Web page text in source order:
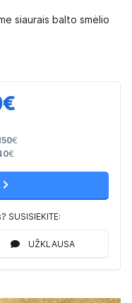
siaurais balto smėlio
€
€
€
SUSISIEKITE:
UŽKLAUSA